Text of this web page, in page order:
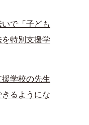
いで「子ども
特別支援学
援学校の先生
るようにな